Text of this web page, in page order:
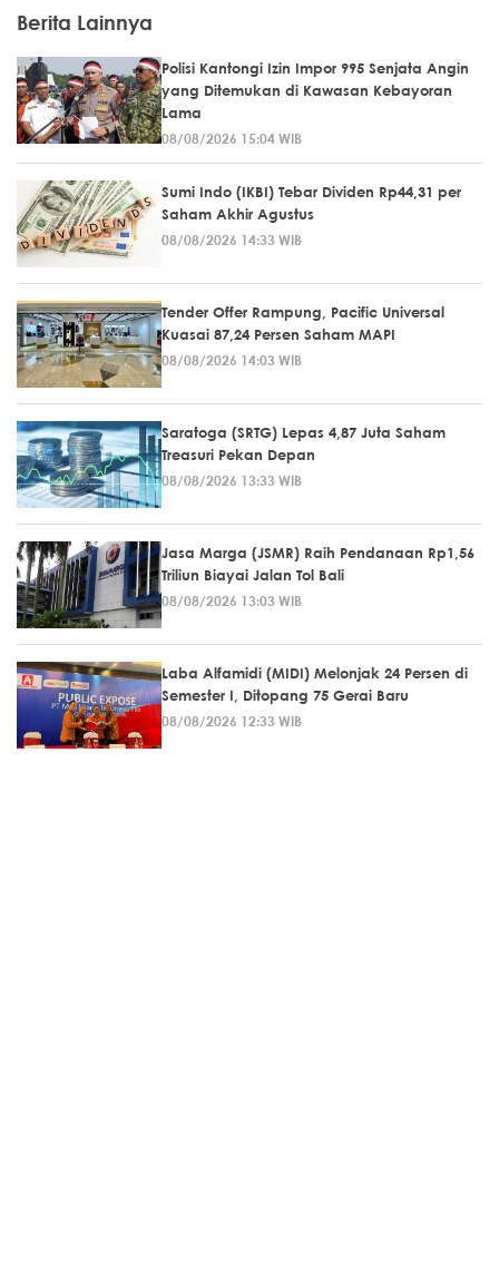
Berita Lainnya
Polisi Kantongi Izin Impor 995 Senjata Angin
yang Ditemukan di Kawasan Kebayoran
Lama
08/08/2026 15:04 WIB
Sumi Indo (IKBI) Tebar Dividen Rp44,31 per
Saham Akhir Agustus
08/08/2026 14:33 WIB
Tender Offer Rampung, Pacific Universal
Kuasai 87,24 Persen Saham MAPI
08/08/2026 14:03 WIB
Saratoga (SRTG) Lepas 4,87 Juta Saham
Treasuri Pekan Depan
08/08/2026 13:33 WIB
Jasa Marga (JSMR) Raih Pendanaan Rp1,56
Triliun Biayai Jalan Tol Bali
08/08/2026 13:03 WIB
Laba Alfamidi (MIDI) Melonjak 24 Persen di
Semester I, Ditopang 75 Gerai Baru
08/08/2026 12:33 WIB